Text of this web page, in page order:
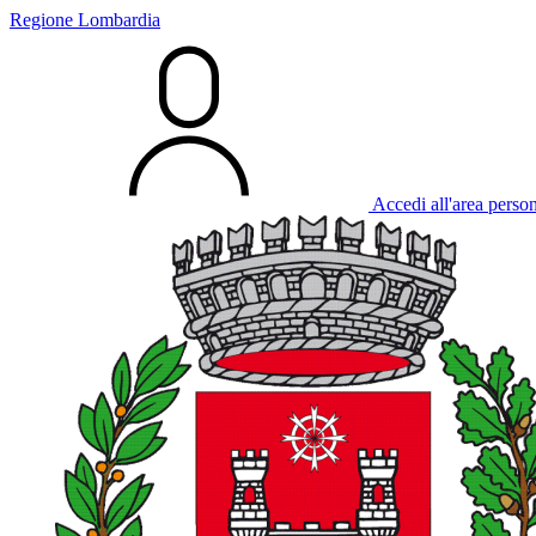
Regione Lombardia
Accedi all'area